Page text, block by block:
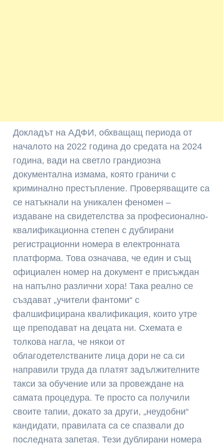
Докладът на АДФИ, обхващащ периода от
началото на 2022 година до средата на 2024
година, вади на светло грандиозна
документална измама, която граничи с
криминално престъпление. Проверяващите са
се натъкнали на уникален феномен –
издаване на свидетелства за професионално-
квалификационна степен с дублирани
регистрационни номера в електронната
платформа. Това означава, че един и същ
официален номер на документ е присъждан
на напълно различни хора! Така реално се
създават „учители фантоми“ с
фалшифицирана квалификация, които утре
ще преподават на децата ни. Схемата е
толкова нагла, че някои от
облагодетелстваните лица дори не са си
направили труда да платят задължителните
такси за обучение или за провеждане на
самата процедура. Те просто са получили
своите тапии, докато за други, „неудобни“
кандидати, правилата са се спазвали до
последната запетая. Тези дублирани номера